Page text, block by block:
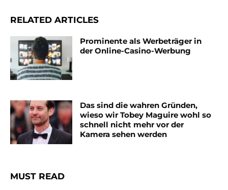
RELATED ARTICLES
Prominente als Werbeträger in
der Online-Casino-Werbung
Das sind die wahren Gründen,
wieso wir Tobey Maguire wohl so
schnell nicht mehr vor der
Kamera sehen werden
MUST READ